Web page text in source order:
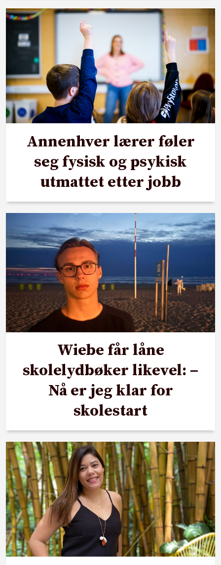
Annenhver lærer føler
seg fysisk og psykisk
utmattet etter jobb
Wiebe får låne
skolelydbøker likevel: –
Nå er jeg klar for
skolestart